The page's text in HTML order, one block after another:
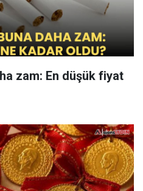
zam: En düşük fiyat